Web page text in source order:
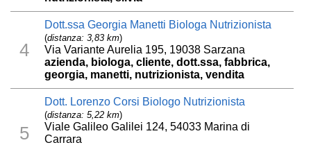
4
Dott.ssa Georgia Manetti Biologa Nutrizionista
(distanza: 3,83 km)
Via Variante Aurelia 195, 19038 Sarzana
azienda, biologa, cliente, dott.ssa, fabbrica,
georgia, manetti, nutrizionista, vendita
5
Dott. Lorenzo Corsi Biologo Nutrizionista
(distanza: 5,22 km)
Viale Galileo Galilei 124, 54033 Marina di
Carrara